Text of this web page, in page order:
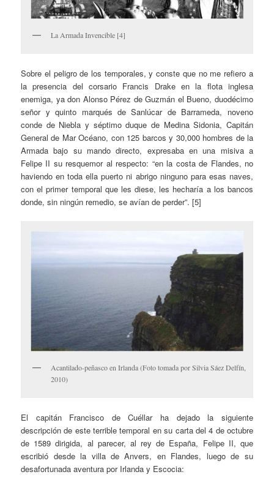
La Armada Invencible [4]
Sobre el peligro de los temporales, y conste que no me refiero a
la presencia del corsario Francis Drake en la flota inglesa
enemiga, ya don Alonso Pérez de Guzmán el Bueno, duodécimo
señor y quinto marqués de Sanlúcar de Barrameda, noveno
conde de Niebla y séptimo duque de Medina Sidonia, Capitán
General de Mar Océano, con 125 barcos y 30,000 hombres de la
Armada bajo su mando directo, expresaba en una misiva a
Felipe II su resquemor al respecto: “en la costa de Flandes, no
haviendo en toda ella puerto ni abrigo ninguno para esas naves,
con el primer temporal que les diese, les hecharía a los bancos
donde, sin ningún remedio, se avían de perder”. [5]
Acantilado-peñasco en Irlanda (Foto tomada por Silvia Sáez Delfín,
2010)
El capitán Francisco de Cuéllar ha dejado la siguiente
descripción de este terrible temporal en su carta del 4 de octubre
de 1589 dirigida, al parecer, al rey de España, Felipe II, que
escribió desde la villa de Anvers, en Flandes, luego de su
desafortunada aventura por Irlanda y Escocia: